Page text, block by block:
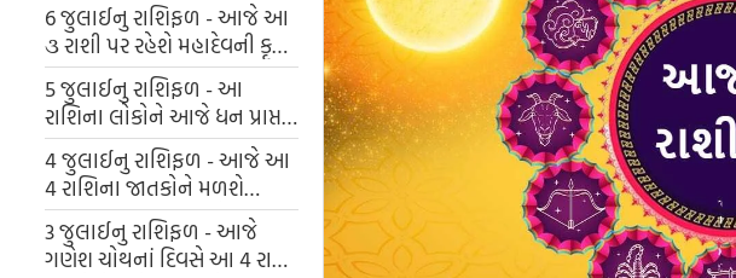
6 જુલાઈનુ રાશિફળ - આજે આ
૩ રાશી પર રહેશે મહાદેવની કૃપા,
સાંજે શિવ ચાલીસાનો કરો પાઠ
5 જુલાઈનુ રાશિફળ - આ
રાશિના લોકોને આજે ધન પ્રાપ્ત
થઈ શકે છે
4 જુલાઈનુ રાશિફળ - આજે આ
4 રાશિના જાતકોને મળશે
હનુમાનજીના આશિર્વાદ, મંદિરમાં
જઈને સિંદુર જરૂર ચઢાવો
3 જુલાઈનુ રાશિફળ - આજે
ગણેશ ચોથનાં દિવસે આ 4 રાશી